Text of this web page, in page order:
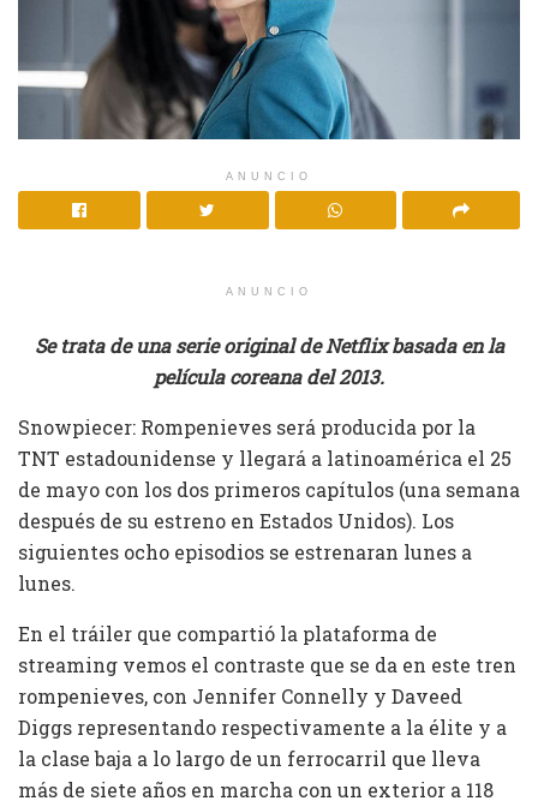
ANUNCIO
ANUNCIO
Se trata de una serie original de Netflix basada en la
película coreana del 2013.
Snowpiecer: Rompenieves será producida por la
TNT estadounidense y llegará a latinoamérica el 25
de mayo con los dos primeros capítulos (una semana
después de su estreno en Estados Unidos). Los
siguientes ocho episodios se estrenaran lunes a
lunes.
En el tráiler que compartió la plataforma de
streaming vemos el contraste que se da en este tren
rompenieves, con Jennifer Connelly y Daveed
Diggs representando respectivamente a la élite y a
la clase baja a lo largo de un ferrocarril que lleva
más de siete años en marcha con un exterior a 118